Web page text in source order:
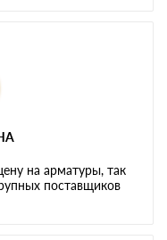
на арматуры, так
поставщиков